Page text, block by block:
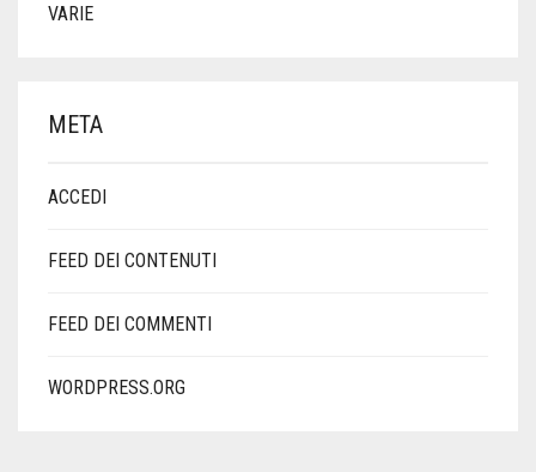
VARIE
META
ACCEDI
FEED DEI CONTENUTI
FEED DEI COMMENTI
WORDPRESS.ORG